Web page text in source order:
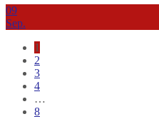
09
Sep.
1
2
3
4
…
8